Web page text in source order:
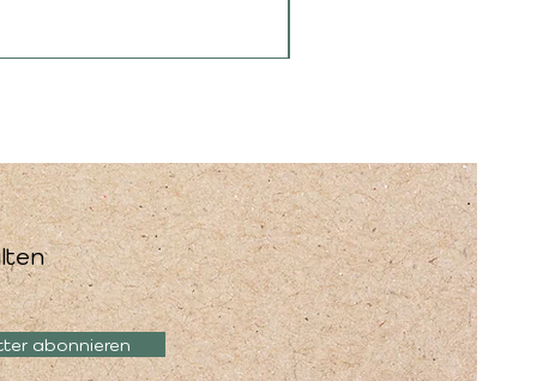
abonnieren